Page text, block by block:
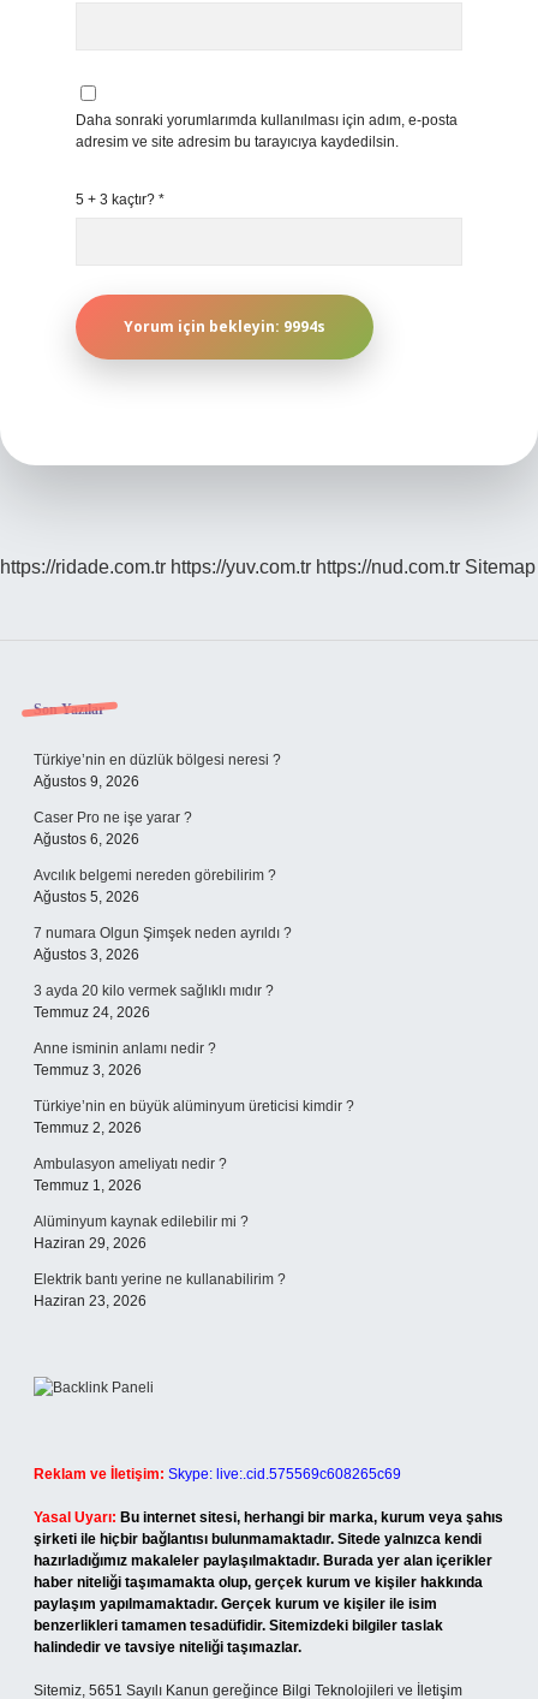
Daha sonraki yorumlarımda kullanılması için adım, e-posta
adresim ve site adresim bu tarayıcıya kaydedilsin.
5 + 3 kaçtır? *
https://ridade.com.tr https://yuv.com.tr https://nud.com.tr Sitemap
Sidebar
Son Yazılar
Türkiye’nin en düzlük bölgesi neresi ?
Ağustos 9, 2026
Caser Pro ne işe yarar ?
Ağustos 6, 2026
Avcılık belgemi nereden görebilirim ?
Ağustos 5, 2026
7 numara Olgun Şimşek neden ayrıldı ?
Ağustos 3, 2026
3 ayda 20 kilo vermek sağlıklı mıdır ?
Temmuz 24, 2026
Anne isminin anlamı nedir ?
Temmuz 3, 2026
Türkiye’nin en büyük alüminyum üreticisi kimdir ?
Temmuz 2, 2026
Ambulasyon ameliyatı nedir ?
Temmuz 1, 2026
Alüminyum kaynak edilebilir mi ?
Haziran 29, 2026
Elektrik bantı yerine ne kullanabilirim ?
Haziran 23, 2026
Reklam ve İletişim: Skype: live:.cid.575569c608265c69
Yasal Uyarı: Bu internet sitesi, herhangi bir marka, kurum veya şahıs
şirketi ile hiçbir bağlantısı bulunmamaktadır. Sitede yalnızca kendi
hazırladığımız makaleler paylaşılmaktadır. Burada yer alan içerikler
haber niteliği taşımamakta olup, gerçek kurum ve kişiler hakkında
paylaşım yapılmamaktadır. Gerçek kurum ve kişiler ile isim
benzerlikleri tamamen tesadüfidir. Sitemizdeki bilgiler taslak
halindedir ve tavsiye niteliği taşımazlar.
Sitemiz, 5651 Sayılı Kanun gereğince Bilgi Teknolojileri ve İletişim